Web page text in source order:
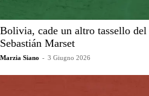
Bolivia, cade un altro tassello
Sebastián Marset
Marzia Siano - 3 Giugno 2026